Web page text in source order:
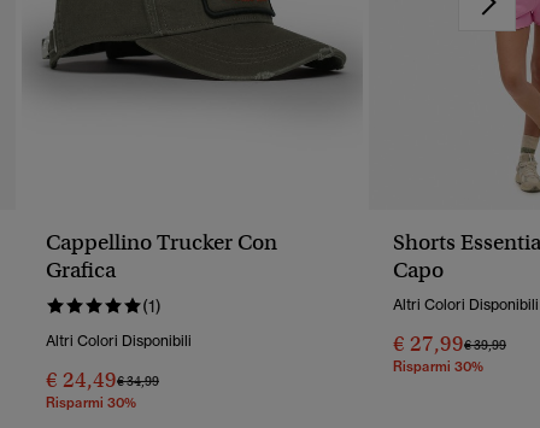
Cappellino Trucker Con
Grafica
(1)
Altri Colori Disponibili
€ 24,49Prezzo Ridotto Da
€ 34,99A
Risparmi 30%
Shorts
Capo
Altri Colori Disponibili
€ 27,99Prezzo
€ 39,99A
Risparmi 30%